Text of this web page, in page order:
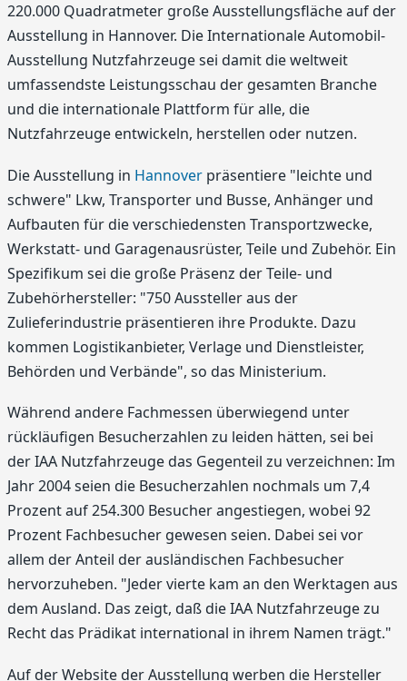
220.000 Quadratmeter große Ausstellungsfläche auf der
Ausstellung in Hannover. Die Internationale Automobil-
Ausstellung Nutzfahrzeuge sei damit die weltweit
umfassendste Leistungsschau der gesamten Branche
und die internationale Plattform für alle, die
Nutzfahrzeuge entwickeln, herstellen oder nutzen.
Die Ausstellung in Hannover präsentiere "leichte und
schwere" Lkw, Transporter und Busse, Anhänger und
Aufbauten für die verschiedensten Transportzwecke,
Werkstatt- und Garagenausrüster, Teile und Zubehör. Ein
Spezifikum sei die große Präsenz der Teile- und
Zubehörhersteller: "750 Aussteller aus der
Zulieferindustrie präsentieren ihre Produkte. Dazu
kommen Logistikanbieter, Verlage und Dienstleister,
Behörden und Verbände", so das Ministerium.
Während andere Fachmessen überwiegend unter
rückläufigen Besucherzahlen zu leiden hätten, sei bei
der IAA Nutzfahrzeuge das Gegenteil zu verzeichnen: Im
Jahr 2004 seien die Besucherzahlen nochmals um 7,4
Prozent auf 254.300 Besucher angestiegen, wobei 92
Prozent Fachbesucher gewesen seien. Dabei sei vor
allem der Anteil der ausländischen Fachbesucher
hervorzuheben. "Jeder vierte kam an den Werktagen aus
dem Ausland. Das zeigt, daß die IAA Nutzfahrzeuge zu
Recht das Prädikat international in ihrem Namen trägt."
Auf der Website der Ausstellung werben die Hersteller